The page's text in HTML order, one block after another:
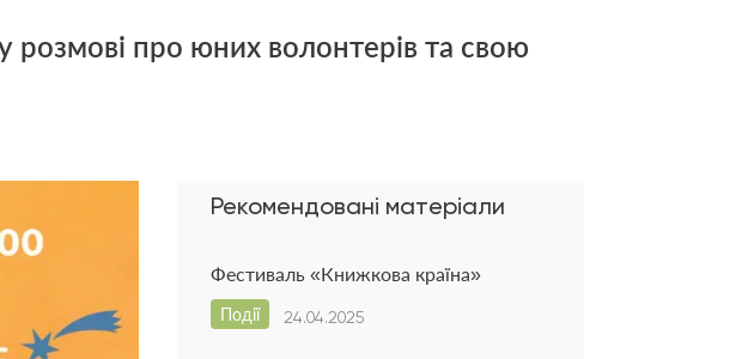
про юних волонтерів та свою
Рекомендовані матеріали
Фестиваль «Книжкова країна»
24.04.2025
Події